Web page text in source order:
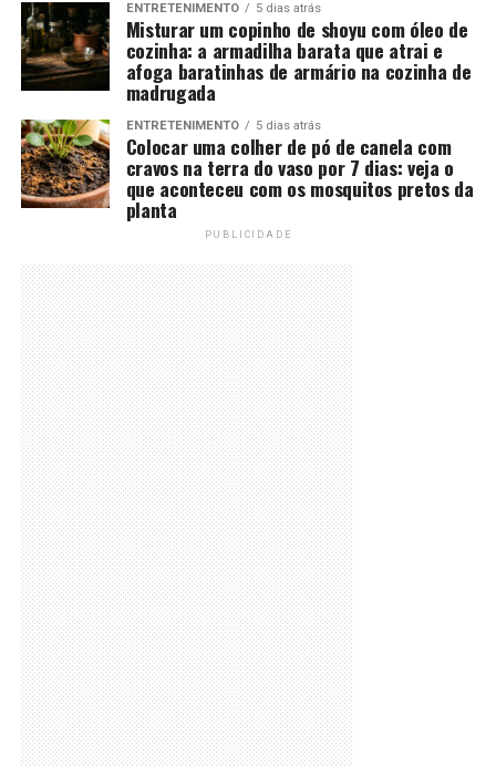
ENTRETENIMENTO 5 dias atrás
Misturar um copinho de shoyu com óleo de
cozinha: a armadilha barata que atrai e
afoga baratinhas de armário na cozinha de
madrugada
ENTRETENIMENTO 5 dias atrás
Colocar uma colher de pó de canela com
cravos na terra do vaso por 7 dias: veja o
que aconteceu com os mosquitos pretos da
planta
PUBLICIDADE